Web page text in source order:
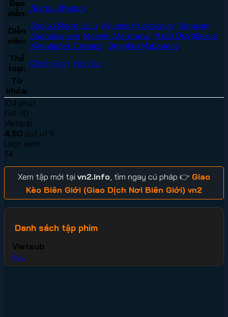
Đạo
diễn: Дастан Жапар
Diễn
viên:
Abylay Marat Uulu Akylbek Murataliyev, Begaiym
Asanakunova Meerim Atantaeva Атай Омурбеков
Женишбек Сманов Омурбек Израилов
Thể
loại: Chính Kịch Hình Sự
Từ
khóa:
104 phút
Full HD
Vietsub
4.50 out of 5
Lượt xem:
74
Xem tập mới tại vn2.info , tìm ngay cú pháp 👉 Giao
Kèo Biên Giới (Giao Dịch Nơi Biên Giới) vn2
Danh sách tập phim
Vietsub
Full